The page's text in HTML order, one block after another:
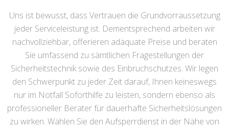
Uns ist bewusst, dass Vertrauen die Grundvorraussetzung
jeder Serviceleistung ist. Dementsprechend arbeiten wir
nachvollziehbar, offerieren adäquate Preise und beraten
Sie umfassend zu sämtlichen Fragestellungen der
Sicherheitstechnik sowie des Einbruchschutzes. Wir legen
den Schwerpunkt zu jeder Zeit darauf, Ihnen keineswegs
nur im Notfall Soforthilfe zu leisten, sondern ebenso als
professioneller Berater für dauerhafte Sicherheitslösungen
zu wirken. Wählen Sie den Aufsperrdienst in der Nähe von